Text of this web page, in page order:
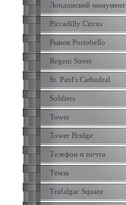
Лондонский монумент
Piccadilly Circus
Рынок Portobello
Regent Street
St. Paul's Cathedral
Soldiers
Tower
Tower Bridge
Телефон и почта
Темза
Trafalgar Square